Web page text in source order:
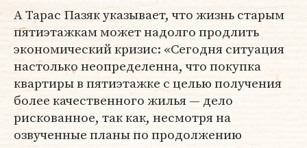
А Тарас Пазяк указывает, что жизнь старым
пятиэтажкам может надолго продлить
экономический кризис: «Сегодня ситуация
настолько неопределенна, что покупка
квартиры в пятиэтажке с целью получения
более качественного жилья — дело
рискованное, так как, несмотря на
озвученные планы по продолжению